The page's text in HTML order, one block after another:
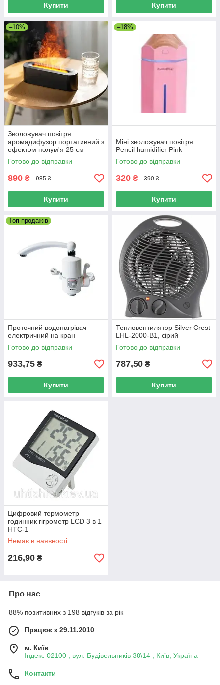
Купити Купити
–10%
Зволожувач повітря
аромадифузор портативний з
ефектом полум'я 25 см
чорний
Готово до відправки
890 ₴ 985 ₴
Купити
–18%
Міні зволожувач повітря
Pencil humidifier Pink
Готово до відправки
320 ₴ 390 ₴
Купити
Топ продажів
Проточний водонагрівач
електричний на кран
Готово до відправки
933,75 ₴
Купити
Тепловентилятор Silver Crest
LHL-2000-B1, сірий
Готово до відправки
787,50 ₴
Купити
Цифровий термометр
годинник гігрометр LCD 3 в 1
HTC-1
Немає в наявності
216,90 ₴
Про нас
88% позитивних з 198 відгуків за рік
Працює з 29.11.2010
м. Київ
Індекс 02100 , вул. Будівельників 38\14 , Київ, Україна
Контакти